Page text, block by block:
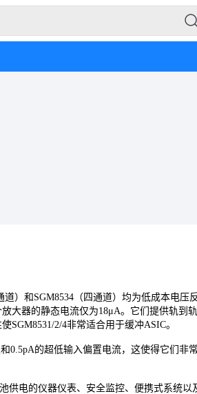
道）和SGM8534（四通道）均为低成本电压
大器的静态电流仅为18μA。它们提供轨到
SGM8531/2/4非常适合用于缓冲ASIC。
0.5pA的超低输入偏置电流，这使得它们非
供电的仪器仪表、安全监控、便携式系统